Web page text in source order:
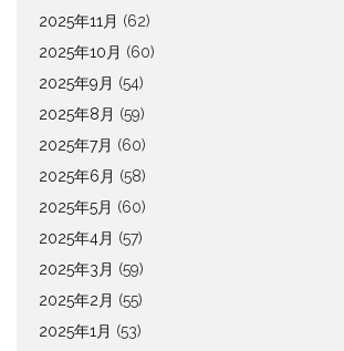
2025年11月 (62)
2025年10月 (60)
2025年9月 (54)
2025年8月 (59)
2025年7月 (60)
2025年6月 (58)
2025年5月 (60)
2025年4月 (57)
2025年3月 (59)
2025年2月 (55)
2025年1月 (53)